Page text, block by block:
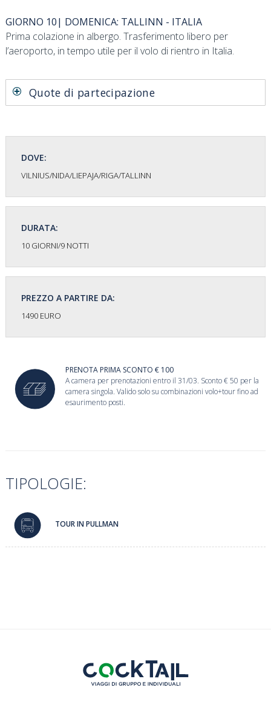
GIORNO 10| DOMENICA: TALLINN - ITALIA
Prima colazione in albergo. Trasferimento libero per
l’aeroporto, in tempo utile per il volo di rientro in Italia.
Quote di partecipazione
DOVE:
VILNIUS/NIDA/LIEPAJA/RIGA/TALLINN
DURATA:
10 GIORNI/9 NOTTI
PREZZO A PARTIRE DA:
1490 EURO
PRENOTA PRIMA SCONTO € 100
A camera per prenotazioni entro il 31/03. Sconto € 50 per la
camera singola. Valido solo su combinazioni volo+tour fino ad
esaurimento posti.
TIPOLOGIE:
TOUR IN PULLMAN